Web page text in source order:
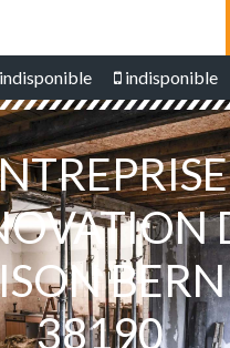
indisponible indisponible
38190